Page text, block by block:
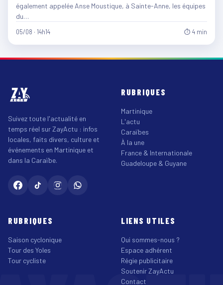
également appelée Anse Moustique, à Sainte-Anne, les équipes
du…
05/08 · 14h14 ⏱ 4 min
Suivez toute l'actualité en
temps réel sur ZayActu : infos
locales, faits divers, culture et
événements en Martinique et
dans la Caraïbe.
RUBRIQUES
Martinique
L'actu
Caraïbes
À la une
France & Internationale
Guadeloupe & Guyane
RUBRIQUES
Saison cyclonique
Tour des Yoles
Tour cycliste
LIENS UTILES
Qui sommes-nous ?
Espace adhérent
Régie publicitaire
Soutenir ZayActu
Contact